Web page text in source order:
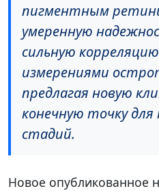
пигментным
умеренную
сильную
измерениями
предлагая новую
конечную точку
стадий.
Новое опубликованное